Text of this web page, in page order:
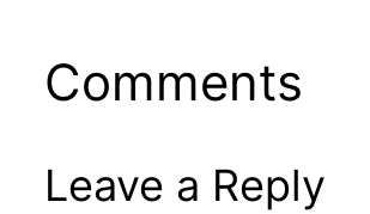
Comments
Leave a Reply